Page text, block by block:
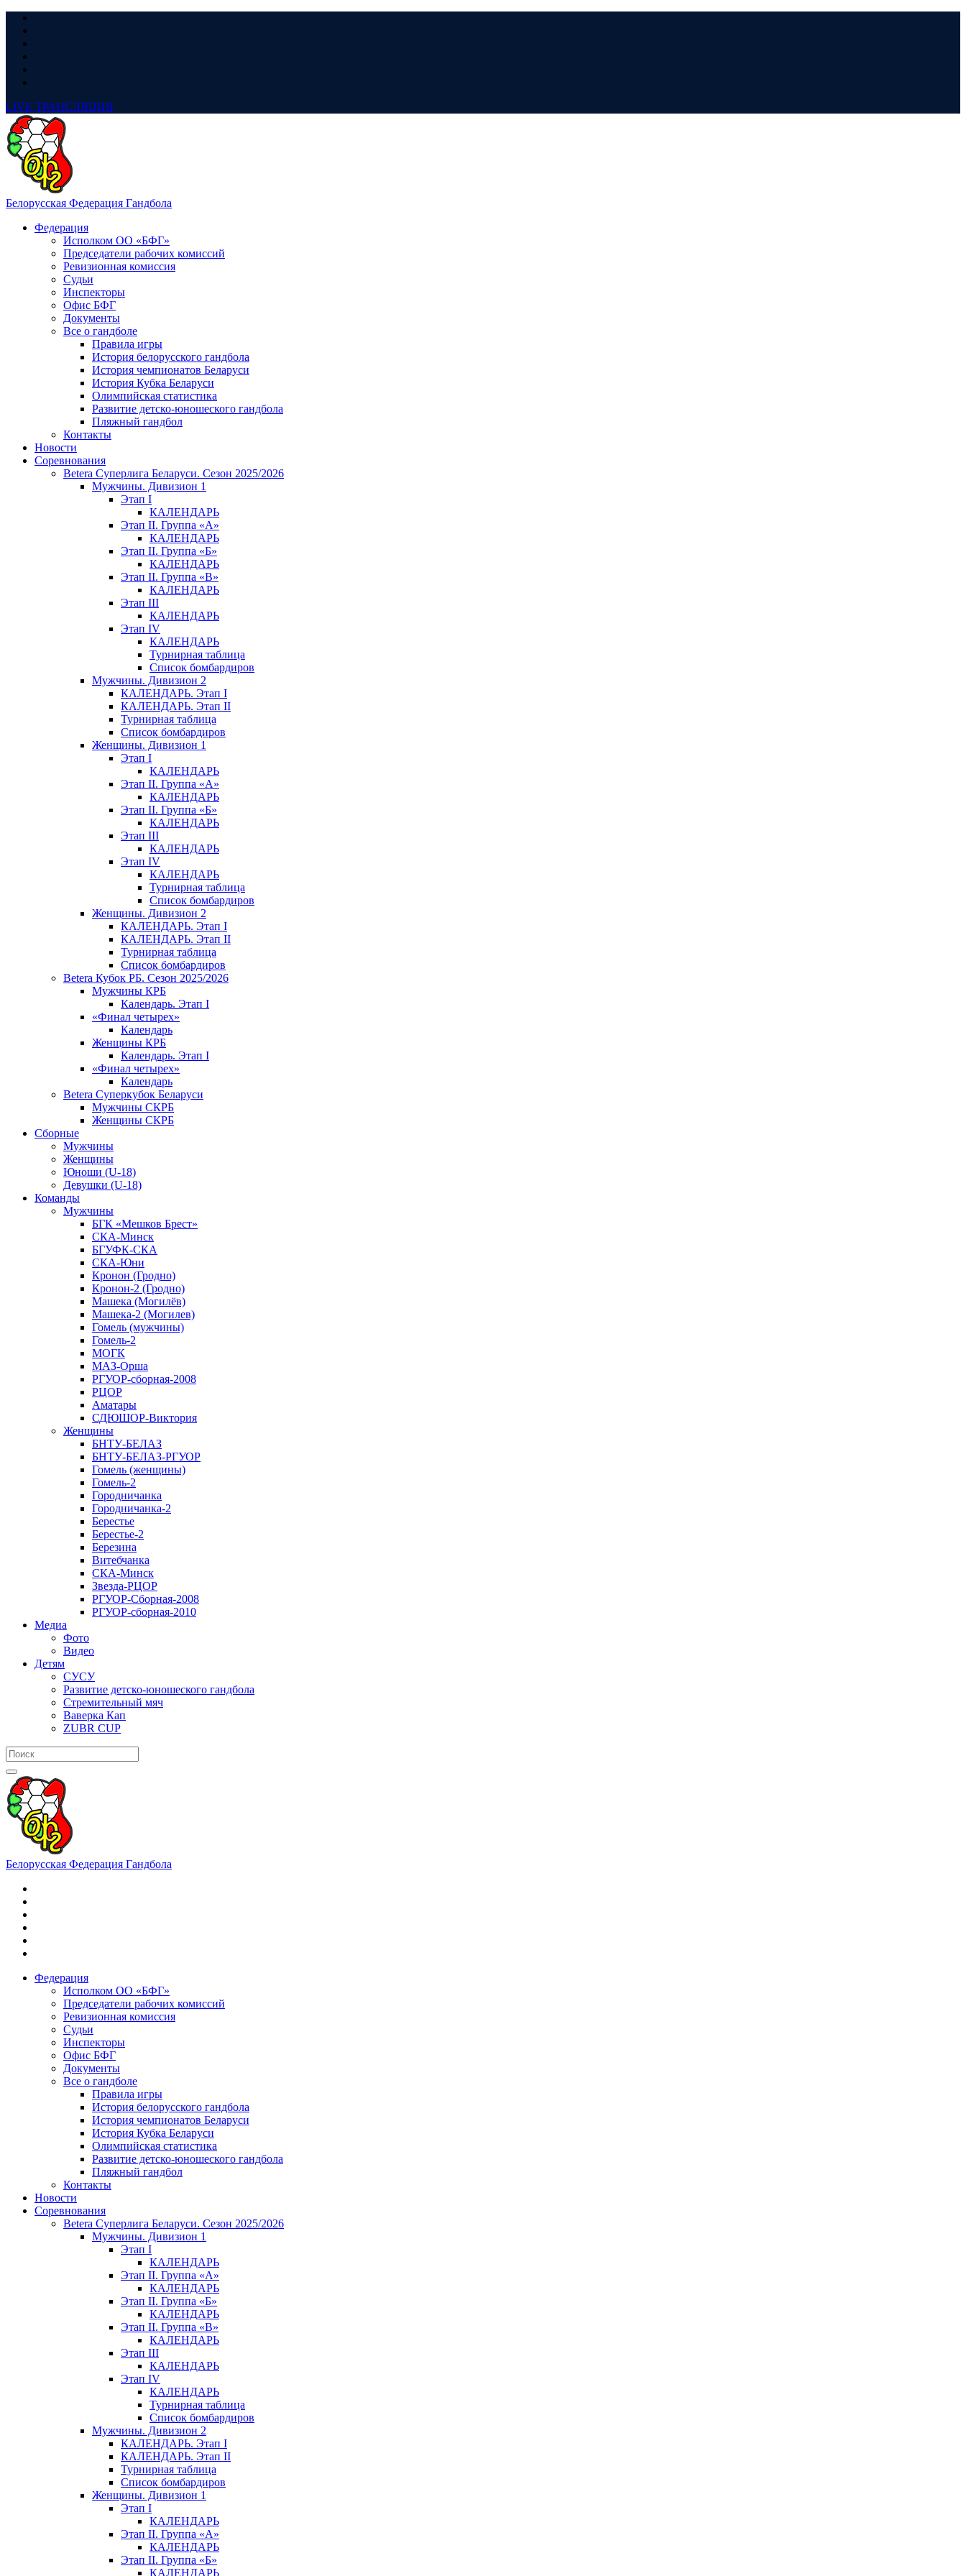
LIVE ТРАНСЛЯЦИЯ
Белорусская Федерация Гандбола
Федерация
Исполком ОО «БФГ»
Председатели рабочих комиссий
Ревизионная комиссия
Судьи
Инспекторы
Офис БФГ
Документы
Все о гандболе
Правила игры
История белорусского гандбола
История чемпионатов Беларуси
История Кубка Беларуси
Олимпийская статистика
Развитие детско-юношеского гандбола
Пляжный гандбол
Контакты
Новости
Соревнования
Betera Суперлига Беларуси. Сезон 2025/2026
Мужчины. Дивизион 1
Этап I
КАЛЕНДАРЬ
Этап II. Группа «А»
КАЛЕНДАРЬ
Этап II. Группа «Б»
КАЛЕНДАРЬ
Этап II. Группа «В»
КАЛЕНДАРЬ
Этап III
КАЛЕНДАРЬ
Этап IV
КАЛЕНДАРЬ
Турнирная таблица
Список бомбардиров
Мужчины. Дивизион 2
КАЛЕНДАРЬ. Этап I
КАЛЕНДАРЬ. Этап II
Турнирная таблица
Список бомбардиров
Женщины. Дивизион 1
Этап I
КАЛЕНДАРЬ
Этап II. Группа «А»
КАЛЕНДАРЬ
Этап II. Группа «Б»
КАЛЕНДАРЬ
Этап III
КАЛЕНДАРЬ
Этап IV
КАЛЕНДАРЬ
Турнирная таблица
Список бомбардиров
Женщины. Дивизион 2
КАЛЕНДАРЬ. Этап I
КАЛЕНДАРЬ. Этап II
Турнирная таблица
Список бомбардиров
Betera Кубок РБ. Сезон 2025/2026
Мужчины КРБ
Календарь. Этап I
«Финал четырех»
Календарь
Женщины КРБ
Календарь. Этап I
«Финал четырех»
Календарь
Betera Суперкубок Беларуси
Мужчины СКРБ
Женщины СКРБ
Сборные
Мужчины
Женщины
Юноши (U-18)
Девушки (U-18)
Команды
Мужчины
БГК «Мешков Брест»
СКА-Минск
БГУФК-СКА
СКА-Юни
Кронон (Гродно)
Кронон-2 (Гродно)
Машека (Могилёв)
Машека-2 (Могилев)
Гомель (мужчины)
Гомель-2
МОГК
МАЗ-Орша
РГУОР-сборная-2008
РЦОР
Аматары
СДЮШОР-Виктория
Женщины
БНТУ-БЕЛАЗ
БНТУ-БЕЛАЗ-РГУОР
Гомель (женщины)
Гомель-2
Городничанка
Городничанка-2
Берестье
Берестье-2
Березина
Витебчанка
СКА-Минск
Звезда-РЦОР
РГУОР-Сборная-2008
РГУОР-сборная-2010
Медиа
Фото
Видео
Детям
СУСУ
Развитие детско-юношеского гандбола
Стремительный мяч
Ваверка Кап
ZUBR CUP
Белорусская Федерация Гандбола
Федерация
Исполком ОО «БФГ»
Председатели рабочих комиссий
Ревизионная комиссия
Судьи
Инспекторы
Офис БФГ
Документы
Все о гандболе
Правила игры
История белорусского гандбола
История чемпионатов Беларуси
История Кубка Беларуси
Олимпийская статистика
Развитие детско-юношеского гандбола
Пляжный гандбол
Контакты
Новости
Соревнования
Betera Суперлига Беларуси. Сезон 2025/2026
Мужчины. Дивизион 1
Этап I
КАЛЕНДАРЬ
Этап II. Группа «А»
КАЛЕНДАРЬ
Этап II. Группа «Б»
КАЛЕНДАРЬ
Этап II. Группа «В»
КАЛЕНДАРЬ
Этап III
КАЛЕНДАРЬ
Этап IV
КАЛЕНДАРЬ
Турнирная таблица
Список бомбардиров
Мужчины. Дивизион 2
КАЛЕНДАРЬ. Этап I
КАЛЕНДАРЬ. Этап II
Турнирная таблица
Список бомбардиров
Женщины. Дивизион 1
Этап I
КАЛЕНДАРЬ
Этап II. Группа «А»
КАЛЕНДАРЬ
Этап II. Группа «Б»
КАЛЕНДАРЬ